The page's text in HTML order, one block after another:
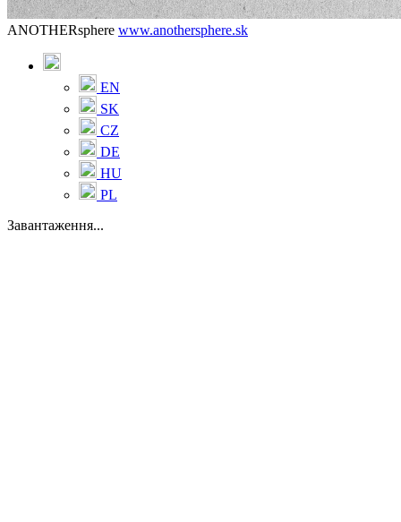
ANOTHERsphere www.anothersphere.sk
EN
SK
CZ
DE
HU
PL
Завантаження...